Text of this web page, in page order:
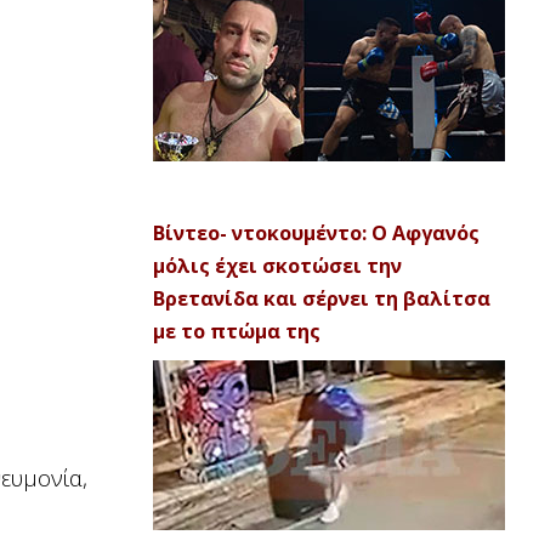
Βίντεο- ντοκουμέντο: Ο Αφγανός
μόλις έχει σκοτώσει την
Βρετανίδα και σέρνει τη βαλίτσα
με το πτώμα της